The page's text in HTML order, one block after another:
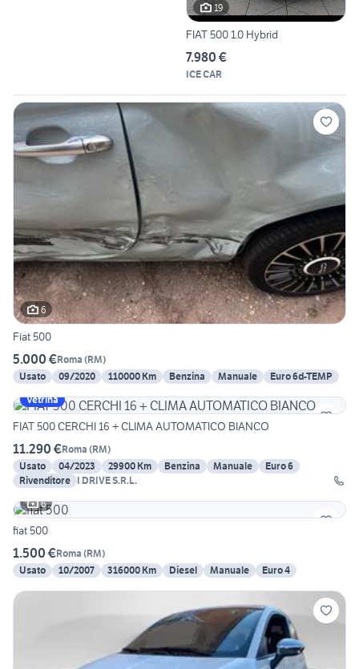
19
FIAT 500 1.0 Hybrid
7.980 €
ICE CAR
6
Fiat 500
5.000 €Roma (RM)
Usato
09/2020 110000 Km Benzina Manuale
Euro 6d-TEMP
Vetrina
FIAT 500 CERCHI 16 + CLIMA AUTOMATICO BIANCO
11.290 €Roma (RM)
Usato
04/2023 29900 Km Benzina Manuale
Euro 6
Rivenditore I DRIVE S.R.L.
6
fiat 500
1.500 €Roma (RM)
Usato
10/2007 316000 Km Diesel Manuale Euro 4